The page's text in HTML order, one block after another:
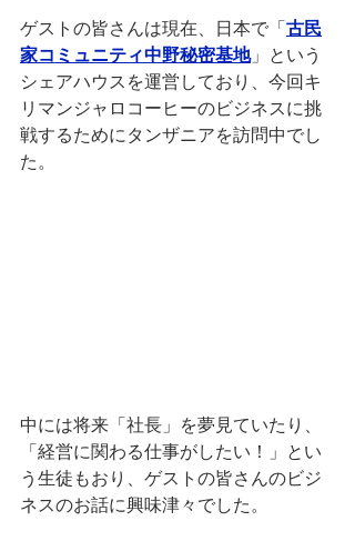
ゲストの皆さんは現在、日本で「古民
家コミュニティ中野秘密基地」という
シェアハウスを運営しており、今回キ
リマンジャロコーヒーのビジネスに挑
戦するためにタンザニアを訪問中でし
た。
中には将来「社長」を夢見ていたり、
「経営に関わる仕事がしたい！」とい
う生徒もおり、ゲストの皆さんのビジ
ネスのお話に興味津々でした。